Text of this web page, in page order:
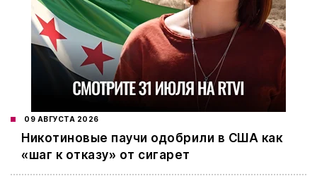
09 АВГУСТА 2026
Никотиновые паучи одобрили в США как
«шаг к отказу» от сигарет